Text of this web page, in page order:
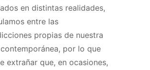
en distintas realidades,
entre las
propias de nuestra
por lo que
extrañar que, en ocasiones,